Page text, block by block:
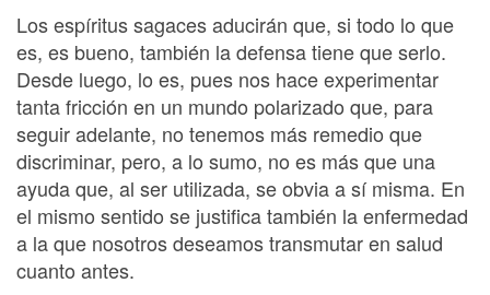
Los espíritus sagaces aducirán que, si todo lo que
es, es bueno, también la defensa tiene que serlo.
Desde luego, lo es, pues nos hace experimentar
tanta fricción en un mundo polarizado que, para
seguir adelante, no tenemos más remedio que
discriminar, pero, a lo sumo, no es más que una
ayuda que, al ser utilizada, se obvia a sí misma. En
el mismo sentido se justifica también la enfermedad
a la que nosotros deseamos transmutar en salud
cuanto antes.